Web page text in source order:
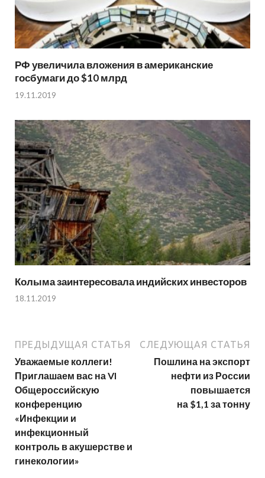
РФ увеличила вложения в американские
госбумаги до $10 млрд
19.11.2019
Колыма заинтересовала индийских инвесторов
18.11.2019
ПРЕДЫДУЩАЯ СТАТЬЯ
Уважаемые коллеги!
Приглашаем вас на VI
Общероссийскую
конференцию
«Инфекции и
инфекционный
контроль в акушерстве и
гинекологии»
СЛЕДУЮЩАЯ СТАТЬЯ
Пошлина на экспорт
нефти из России
повышается
на $1,1 за тонну